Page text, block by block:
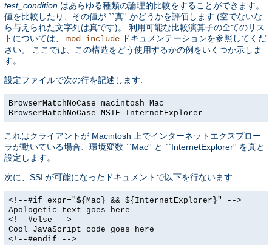
test_condition はあらゆる種類の論理的比較をすることができます。
値を比較したり、その値が ``真'' かどうかを評価します (空でないな
ら与えられた文字列は真です)。 利用可能な比較演算子の全てのリス
トについては、 mod_include ドキュメンテーションを参照してくだ
さい。 ここでは、この構造をどう使用するかの例をいくつか示しま
す。
設定ファイルで次の行を記述します:
BrowserMatchNoCase macintosh Mac
BrowserMatchNoCase MSIE InternetExplorer
これはクライアントが Macintosh 上でインターネットエクスプロー
ラが動いている場合、環境変数 ``Mac'' と ``InternetExplorer'' を真と
設定します。
次に、SSI が可能になったドキュメントで以下を行ないます:
<!--#if expr="${Mac} && ${InternetExplorer}" -->
Apologetic text goes here
<!--#else -->
Cool JavaScript code goes here
<!--#endif -->